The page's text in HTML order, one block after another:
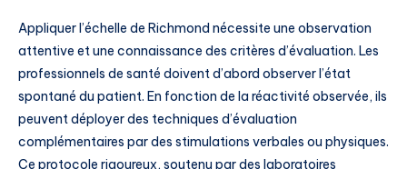
Appliquer l’échelle de Richmond nécessite une observation
attentive et une connaissance des critères d’évaluation. Les
professionnels de santé doivent d’abord observer l’état
spontané du patient. En fonction de la réactivité observée, ils
peuvent déployer des techniques d’évaluation
complémentaires par des stimulations verbales ou physiques.
Ce protocole rigoureux, soutenu par des laboratoires